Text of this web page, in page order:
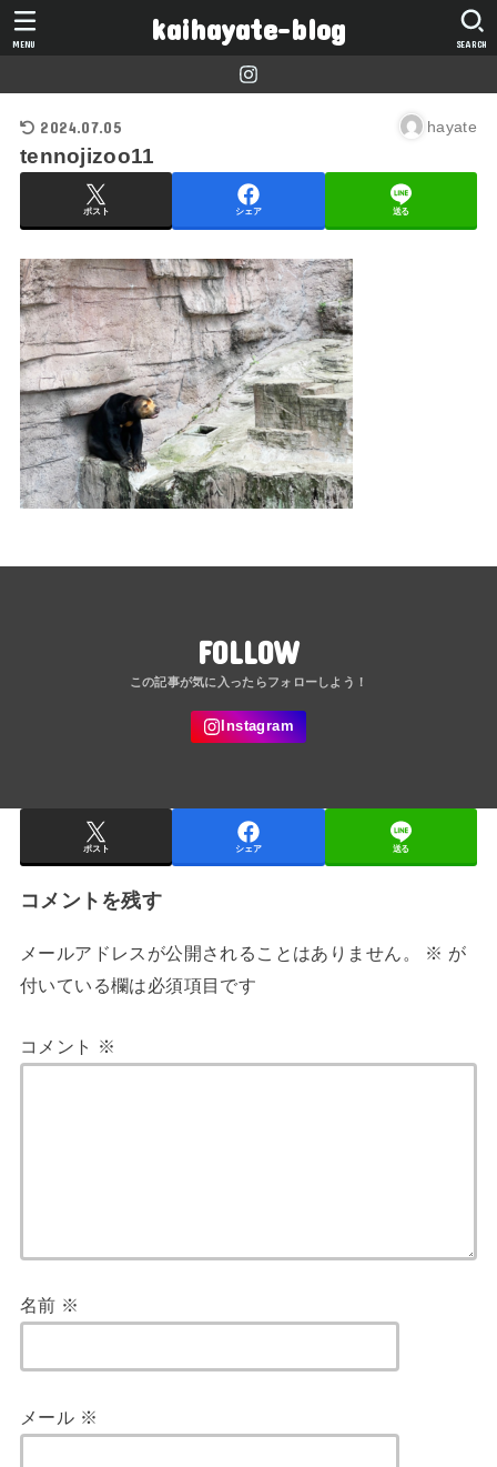
kaihayate-blog SEARCH
MENU
2024.07.05 hayate
tennojizoo11
ポスト シェア 送る
FOLLOW
ポスト シェア 送る
コメントを残す
メールアドレスが公開されることはありません。 ※ が
付いている欄は必須項目です
コメント ※
名前 ※
メール ※